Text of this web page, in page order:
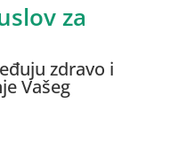
za
zdravo i
Vašeg